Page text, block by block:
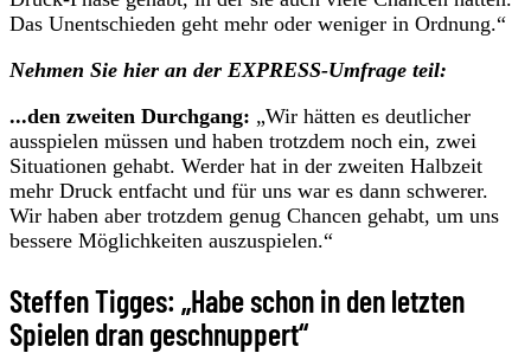
Das Unentschieden geht mehr oder weniger in Ordnung.“
Nehmen Sie hier an der EXPRESS-Umfrage teil:
...den zweiten Durchgang: „Wir hätten es deutlicher
ausspielen müssen und haben trotzdem noch ein, zwei
Situationen gehabt. Werder hat in der zweiten Halbzeit
mehr Druck entfacht und für uns war es dann schwerer.
Wir haben aber trotzdem genug Chancen gehabt, um uns
bessere Möglichkeiten auszuspielen.“
Steffen Tigges: „Habe schon in den letzten
Spielen dran geschnuppert“